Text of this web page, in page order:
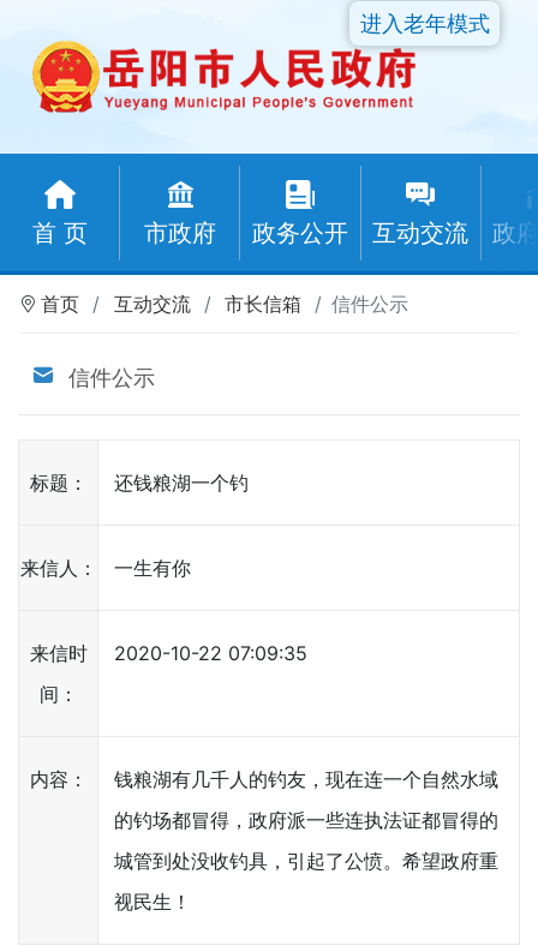
首 页 市政府 政务公开 互动交流 政
进入老年模式
首页 互动交流 市长信箱 信件公示
信件公示
标题： 还钱粮湖一个钓
来信人： 一生有你
来信时
间：
2020-10-22 07:09:35
内容：
钱粮湖有几千人的钓友，现在连一个自然水域
的钓场都冒得，政府派一些连执法证都冒得的
城管到处没收钓具，引起了公愤。希望政府重
视民生！